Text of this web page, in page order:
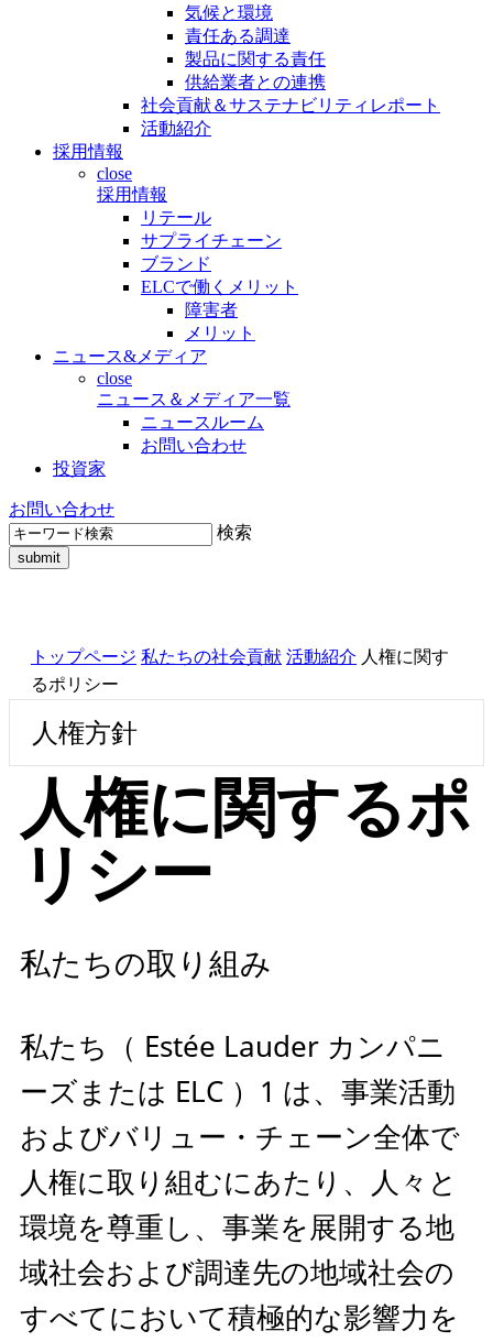
気候と環境
責任ある調達
製品に関する責任
供給業者との連携
社会貢献＆サステナビリティレポート
活動紹介
採用情報
close
採用情報
リテール
サプライチェーン
ブランド
ELCで働くメリット
障害者
メリット
ニュース&メディア
close
ニュース＆メディア一覧
ニュースルーム
お問い合わせ
投資家
お問い合わせ
検索
トップページ 私たちの社会貢献 活動紹介 人権に関す
るポリシー
人権方針
人権に関するポ
リシー
私たちの取り組み
私たち（ Estée Lauder カンパニ
ーズまたは ELC ）1 は、事業活動
およびバリュー・チェーン全体で
人権に取り組むにあたり、人々と
環境を尊重し、事業を展開する地
域社会および調達先の地域社会の
すべてにおいて積極的な影響力を